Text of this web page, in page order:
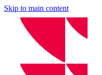
Skip to main content